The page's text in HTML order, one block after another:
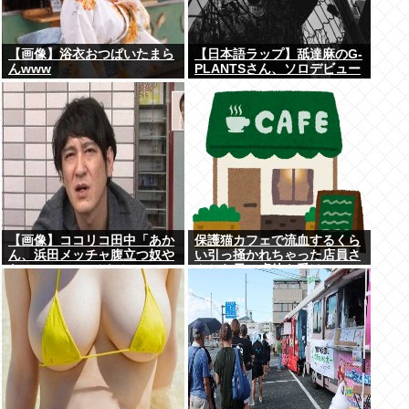
【画像】浴衣おつぱいたまら
んwww
【日本語ラップ】舐達麻のG-
PLANTSさん、ソロデビュー
【画像】ココリコ田中「あか
ん、浜田メッチャ腹立つ奴や
なぁ･････････せや！」
⇒！！
保護猫カフェで流血するくら
い引っ掻かれちゃった店員さ
んから元々虐待を受け...